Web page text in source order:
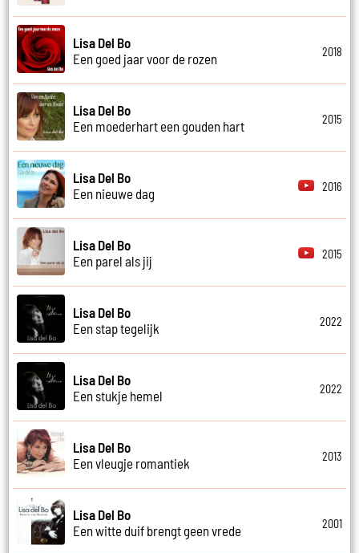
Lisa Del Bo
Een goed jaar voor de rozen
2018
Lisa Del Bo
Een moederhart een gouden hart
2015
Lisa Del Bo
Een nieuwe dag
2016
Lisa Del Bo
Een parel als jij
2015
Lisa Del Bo
Een stap tegelijk
2022
Lisa Del Bo
Een stukje hemel
2022
Lisa Del Bo
Een vleugje romantiek
2013
Lisa Del Bo
Een witte duif brengt geen vrede
2001